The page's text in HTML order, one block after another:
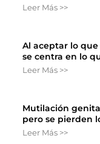
Leer Más >>
Al aceptar lo
se centra en lo
Leer Más >>
Mutilación
pero se pierden
Leer Más >>